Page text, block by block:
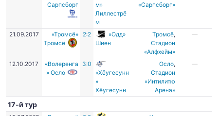
Сарпсборг
м»
Лиллестрё
м
«Сарпсборг»
21.09.2017
«Тромсё»
Тромсё
2:2
«Одд»
Шиен
Тромсё,
Стадион
«Алфхейм»
—
12.10.2017
«Волеренга
» Осло
3:0
«Хёугесунн
»
Хёугесунн
Осло,
Стадион
«Интилитю
Арена»
—
17-й тур